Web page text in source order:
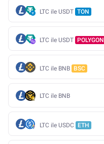
LTC ile USDT TON
LTC ile USDT POLYGON
LTC ile BNB BSC
LTC ile BNB
LTC ile USDC ETH